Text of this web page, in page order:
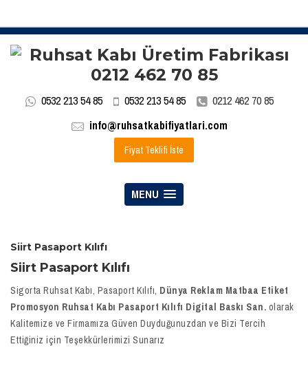
0532 213 54 85 0532 213 54 85
0212 462 70 85
info@ruhsatkabifiyatlari.com
Fiyat Teklifi İste
MENU
Siirt Pasaport Kılıfı
Siirt Pasaport Kılıfı
Sigorta Ruhsat Kabı, Pasaport Kılıfı, Dünya Reklam Matbaa Etiket
Promosyon Ruhsat Kabı Pasaport Kılıfı Digital Baskı San. olarak
Kalitemize ve Firmamıza Güven Duyduğunuzdan ve Bizi Tercih
Ettiğiniz için Teşekkürlerimizi Sunarız